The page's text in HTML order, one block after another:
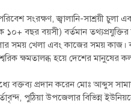
সংরক্ষণ, জ্বালানি-সাশ্রয়ী চুলা
১০+ বছর বয়সী) বর্তমান
সময় খেলা এবং কাজের সময় কাজ।
ক্ষমতালব্ধ হয়ে দেশের মানুষের
বক্তব্য প্রদান করেন মোঃ আব্দুস
পুঠিয়া উপজেলার বিভিন্ন